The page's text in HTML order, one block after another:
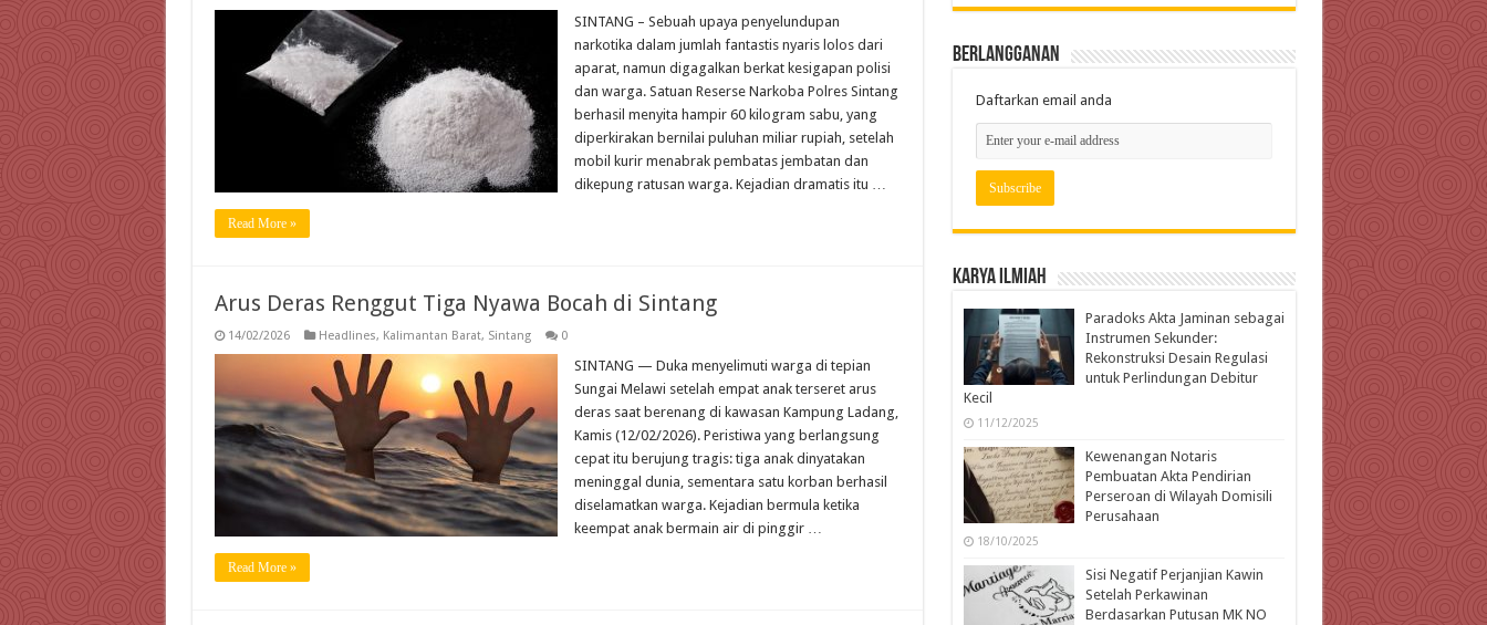
SINTANG – Sebuah upaya penyelundupan
narkotika dalam jumlah fantastis nyaris lolos dari
aparat, namun digagalkan berkat kesigapan polisi
dan warga. Satuan Reserse Narkoba Polres Sintang
berhasil menyita hampir 60 kilogram sabu, yang
diperkirakan bernilai puluhan miliar rupiah, setelah
mobil kurir menabrak pembatas jembatan dan
dikepung ratusan warga. Kejadian dramatis itu …
Read More »
Arus Deras Renggut Tiga Nyawa Bocah di Sintang
14/02/2026 Headlines, Kalimantan Barat, Sintang 0
SINTANG — Duka menyelimuti warga di tepian
Sungai Melawi setelah empat anak terseret arus
deras saat berenang di kawasan Kampung Ladang,
Kamis (12/02/2026). Peristiwa yang berlangsung
cepat itu berujung tragis: tiga anak dinyatakan
meninggal dunia, sementara satu korban berhasil
diselamatkan warga. Kejadian bermula ketika
keempat anak bermain air di pinggir …
Read More »
Berlangganan
Daftarkan email anda
Karya Ilmiah
Paradoks Akta Jaminan sebagai
Instrumen Sekunder:
Rekonstruksi Desain Regulasi
untuk Perlindungan Debitur
Kecil
11/12/2025
Kewenangan Notaris
Pembuatan Akta Pendirian
Perseroan di Wilayah Domisili
Perusahaan
18/10/2025
Sisi Negatif Perjanjian Kawin
Setelah Perkawinan
Berdasarkan Putusan MK NO